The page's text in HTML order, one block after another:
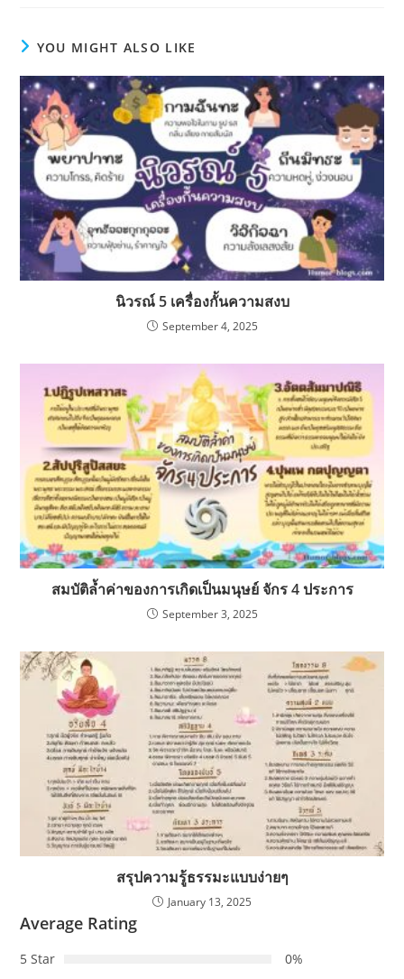
YOU MIGHT ALSO LIKE
นิวรณ์ 5 เครื่องกั้นความสงบ
September 4, 2025
สมบัติล้ำค่าของการเกิดเป็นมนุษย์ จักร 4 ประการ
September 3, 2025
สรุปความรู้ธรรมะแบบง่ายๆ
January 13, 2025
Average Rating
5 Star
0%